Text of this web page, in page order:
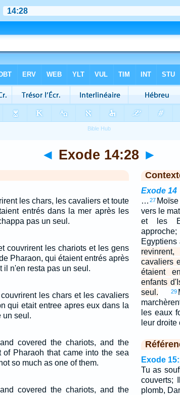
◄ Exode 14:28 ►
les chars, les cavaliers et toute
entrés dans la mer après les
pas un seul.
couvrirent les chariots et les gens
Pharaon, qui étaient entrés après
il n'en resta pas un seul.
les chars et les cavaliers
qui etait entree apres eux dans la
un seul.
covered the chariots, and the
Pharaoh that came into the sea
so much as one of them.
covered the chariots, and the
Exode 14
… 27
vers le
et les
Egyptiens
cavaliers
étaient
enfants
seul.
29
les eaux
leur
Exode
Tu as
couverts;
plomb,